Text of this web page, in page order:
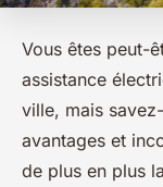
Vous êtes peut-
assistance
ville, mais
avantages et
de plus en plus